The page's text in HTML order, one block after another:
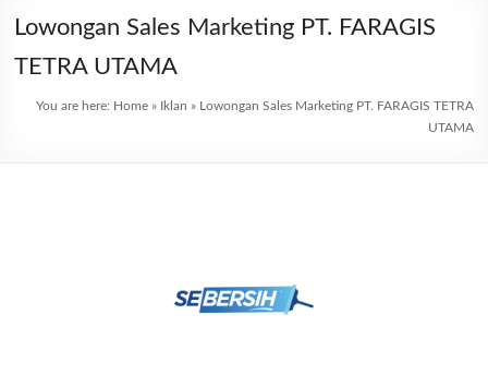
Lowongan Sales Marketing PT. FARAGIS
TETRA UTAMA
You are here: Home» Iklan » Lowongan Sales Marketing PT. FARAGIS TETRA
UTAMA